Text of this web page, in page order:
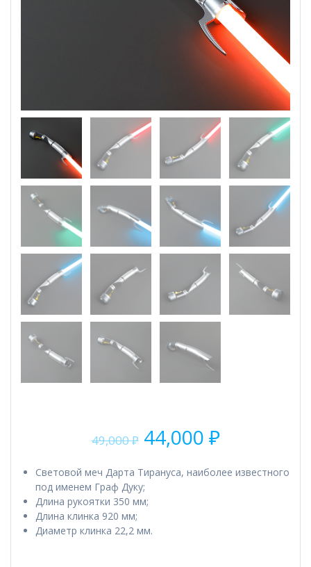
49,000₽ Первоначальная
цена
составляла
49,000 ₽.
44,000 ₽Текущая
44,000 ₽.
Cветовой меч Дарта Тирануса, наиболее известного
под именем Граф Дуку;
Длина рукоятки 350 мм;
Длина клинка 920 мм;
Диаметр клинка 22,2 мм.